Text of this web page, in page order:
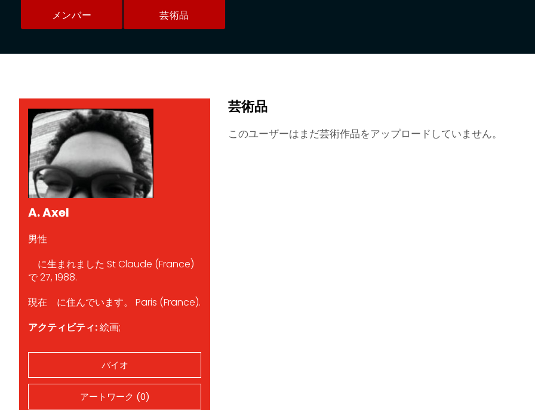
メンバー 芸術品
A. Axel
男性
に生まれました St Claude (France)
で 27, 1988.
現在 に住んでいます。 Paris (France).
アクティビティ:絵画;
バイオ
アートワーク (0)
芸術品
このユーザーはまだ芸術作品をアップロードしていません。